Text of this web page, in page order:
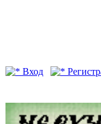
Вход